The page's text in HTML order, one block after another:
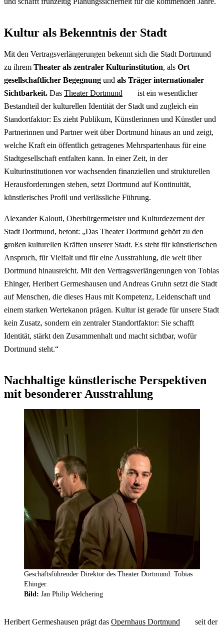
Kultur als Bekenntnis der Stadt
Mit den Vertragsverlängerungen bekennt sich die Stadt Dortmund
zu ihrem Theater als zentraler Kulturinstitution, als Ort
gesellschaftlicher Begegnung und als Träger internationaler
Sichtbarkeit. Das Theater Dortmund
ist ein wesentlicher
Bestandteil der kulturellen Identität der Stadt und zugleich ein
Standortfaktor: Es zieht Publikum, Künstlerinnen und Künstler und
Partnerinnen und Partner weit über Dortmund hinaus an und zeigt,
welche Kraft ein öffentlich getragenes Mehrspartenhaus für eine
Stadtgesellschaft entfalten kann. In einer Zeit, in der
Kulturinstitutionen vor wachsenden finanziellen und strukturellen
Herausforderungen stehen, setzt Dortmund auf Kontinuität,
künstlerisches Profil und verlässliche Führung.
Alexander Kalouti, Oberbürgermeister und Kulturdezernent der
Stadt Dortmund, betont: „Das Theater Dortmund gehört zu den
großen kulturellen Kräften unserer Stadt. Es steht für künstlerischen
Anspruch, für Vielfalt und für eine Ausstrahlung, die weit über
Dortmund hinausreicht. Mit den Vertragsverlängerungen von Tobias
Ehinger, Heribert Germeshausen und Andreas Gruhn setzt die Stadt
auf Menschen, die dieses Haus mit Kompetenz, Leidenschaft und
einem starken Wertekanon prägen. Kultur ist gerade für unsere Stadt
kein Zusatz, sondern ein zentraler Standortfaktor: Sie schafft
Identität, stärkt den Zusammenhalt und macht sichtbar, wofür
Dortmund steht.“
Nachhaltige künstlerische Perspektiven
mit besonderer Ausstrahlung
Geschäftsführender Direktor des Theater Dortmund: Tobias
Ehinger.
Bild: Jan Philip Welchering
Heribert Germeshausen prägt das Opernhaus Dortmund
seit der